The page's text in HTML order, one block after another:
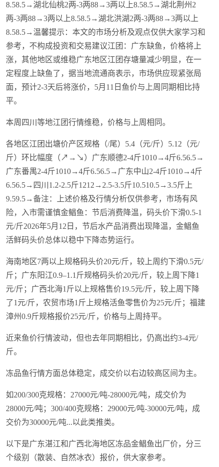
8.58.5→湖北仙桃2两-3两88→3两以上8.58.5→湖北荆州2
两-3两88→3两以上8.58.5→湖北洪湖2两-3两88→3两以上
8.58.5→温馨提示：本文的市场分析及观点仅供大家学习和
参考，不构成投资和交易建议江团：广东缺鱼，价格将上
涨，其他地区或维稳广东地区江团存塘量减少明显，在一
定程度上缺鱼了，据当地流通商表示，市场供应现紧张局
面，预计2-3天后将涨价，5月11日鱼价与上周同期相比持
平。
本周四川等地江团行情维稳，价格与上周相同。
各地区江团出塘价产区规格（/尾）5.4（元/斤）5.12（元/
斤）环比幅度（↗→↘）广东顺德2-4斤1010→4斤6.56.5→
广东番禺2-4斤1010→4斤6.56.5→广东中山2-4斤1010→4斤
6.56.5→四川1.2-2.5斤1212→2.5-3.5斤10.510.5→3.5斤上
9.59.5→备注：上述价格及行情分析仅供参考，市场有风
险，入市需谨慎金鲳鱼：节后消费降温，码头价下滑0.5-1
元/斤2026年5月12日，节后水产品消费出现降温，金鲳鱼
活鲜码头价总体以稳中下降态势运行。
海南地区7两以上规格码头价20元/斤，较上周约下滑0.5元/
斤；广东阳江0.9–1.1斤规格码头价20元/斤，较上周下降1
元/斤；广西北海1斤以上规格售价19.5元/斤，较上周下降
了1元/斤，农贸市场1斤上规格活鱼零售价为25元/斤；福建
漳州0.9斤规格报价25元/斤，价格与上周持平。
近来鱼价行情波动，但也去年同期相比，仍高出约3-4元/
斤。
冻品鱼行情方面总体稳定，成交价以右边较高区间为主。
如200/300克规格：27000元/吨-28000元/吨，成交价为
28000元/吨；300/400克规格：29000元/吨-30000元/吨，成
交价为30000元/吨...以此类推类。
以下是广东湛江和广西北海地区冻品金鲳鱼出厂价，分三
个级别（散装、自然冰衣）报价，供大家参考。